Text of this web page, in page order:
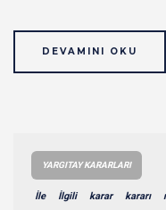
DEVAMINI OKU
YARGITAY KARARLARI
İle İlgili karar kararı